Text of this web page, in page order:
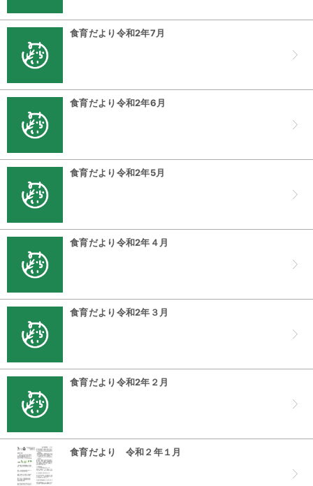
食育だより令和2年7月
食育だより令和2年6月
食育だより令和2年5月
食育だより令和2年４月
食育だより令和2年３月
食育だより令和2年２月
食育だより 令和２年１月